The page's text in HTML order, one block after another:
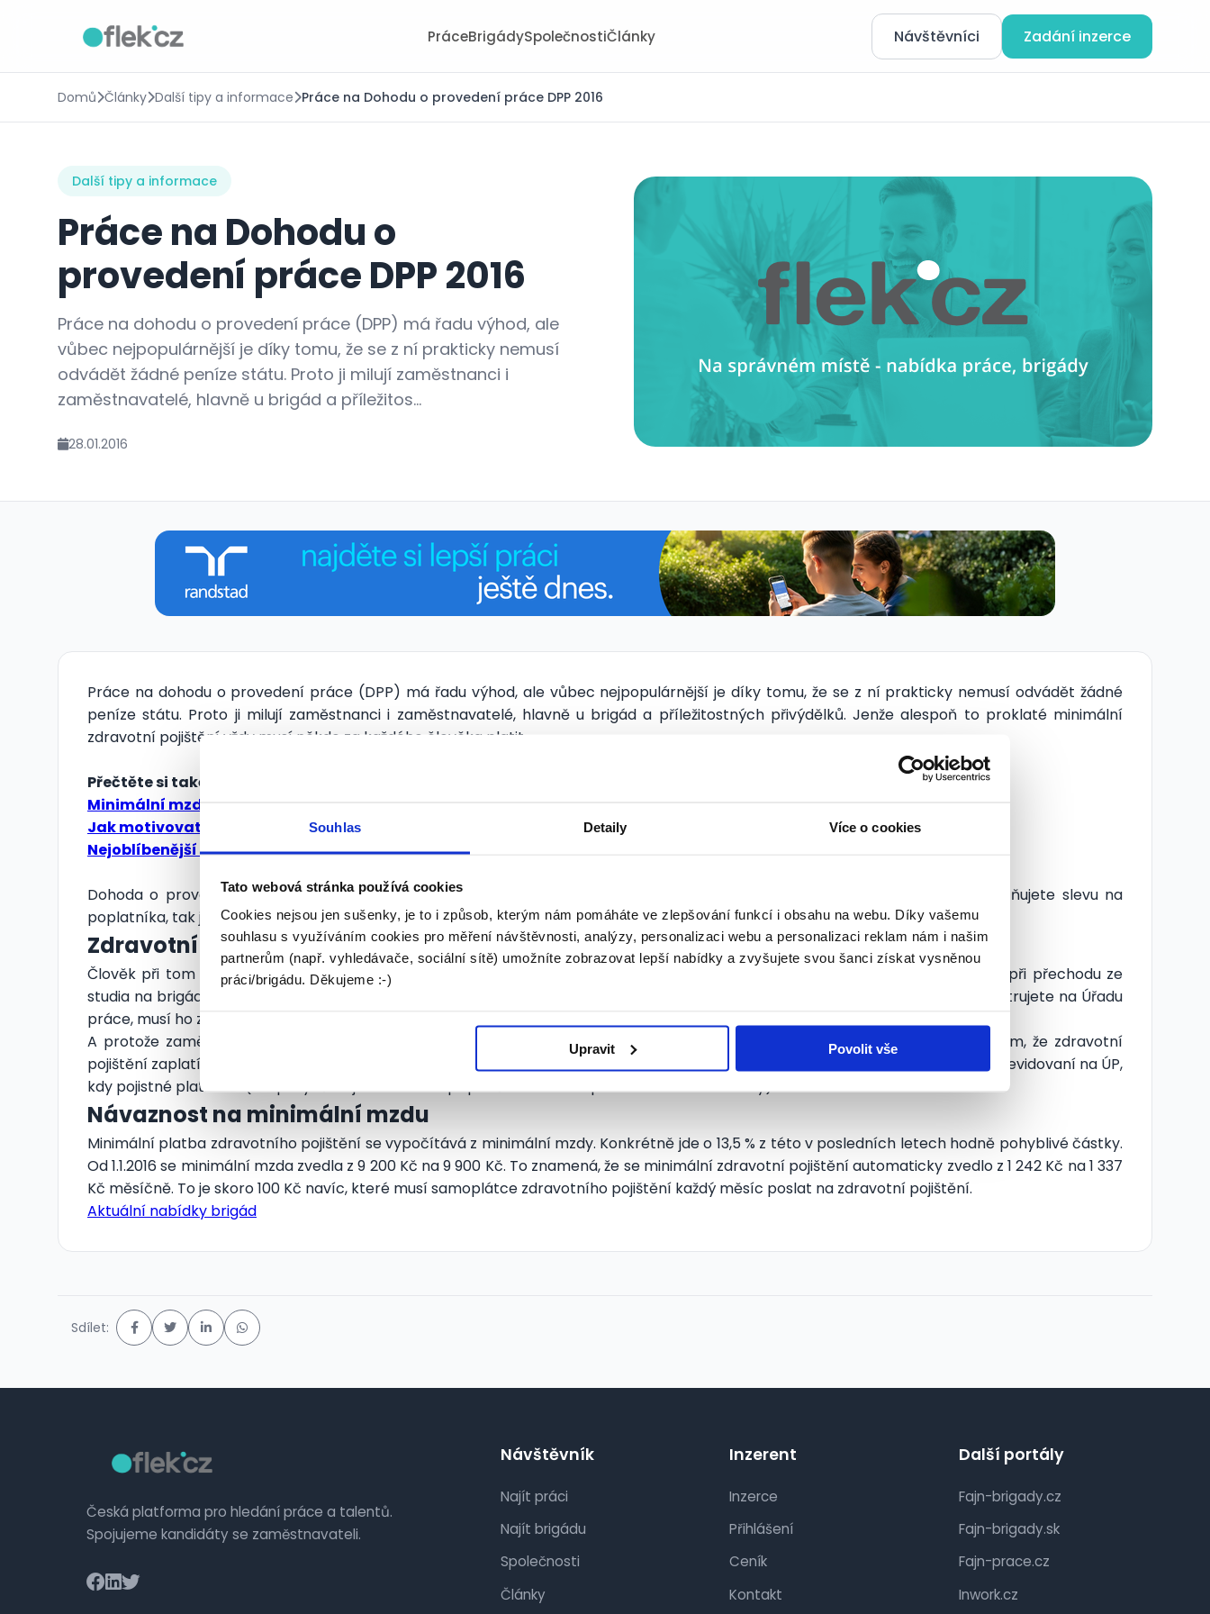
Souhlas Detaily Více o cookies
Tato webová stránka používá cookies
Cookies nejsou jen sušenky, je to i způsob, kterým nám pomáháte ve zlepšování funkcí i obsahu na webu. Díky vašemu
souhlasu s využíváním cookies pro měření návštěvnosti, analýzy, personalizaci webu a personalizaci reklam nám i našim
partnerům (např. vyhledávače, sociální sítě) umožníte zobrazovat lepší nabídky a zvyšujete svou šanci získat vysněnou
práci/brigádu. Děkujeme :-)
Upravit Povolit vše
PráceBrigádySpolečnostiČlánky Návštěvníci Zadání inzerce
Domů Články Další tipy a informace Práce na Dohodu o provedení práce DPP 2016
Další tipy a informace
Práce na Dohodu o
provedení práce DPP 2016
Práce na dohodu o provedení práce (DPP) má řadu výhod, ale
vůbec nejpopulárnější je díky tomu, že se z ní prakticky nemusí
odvádět žádné peníze státu. Proto ji milují zaměstnanci i
zaměstnavatelé, hlavně u brigád a příležitos...
28.01.2016
Práce na dohodu o provedení práce (DPP) má řadu výhod, ale vůbec nejpopulárnější je díky tomu, že se z ní prakticky nemusí odvádět žádné
peníze státu. Proto ji milují zaměstnanci i zaměstnavatelé, hlavně u brigád a příležitostných přivýdělků. Jenže alespoň to proklaté minimální
zdravotní pojištění vždy musí někdo za každého člověka platit…
Přečtěte si také:
Minimální mzda 2016
Jak motivovat zaměstnance
Nejoblíbenější zaměstnanecké benefity
Dohoda o provedení práce je velmi specifická. Až do 10 000 Kč měsíčně se z ní odvádí pouze 15% daň (pokud jinde neuplatňujete slevu na
poplatníka, tak ji můžete uplatnit a neodvádět nic) z příjmu, takže je výhodná pro zaměstnance i zaměstnavatele.
Zdravotní pojištění vždy
Člověk při tom ale nesmí zapomínat, že alespoň minimální zdravotní pojištění musí pojišťovna každý měsíc obdržet. Zejména při přechodu ze
studia na brigády, stáže a praxe může nastat problém. S koncem studia totiž přestává pojištění platit stát, a pokud se nezaregistrujete na Úřadu
práce, musí ho za vás uhradit zaměstnavatel, nebo si ho musíte platit sami.
A protože zaměstnavatel na DPP do 10 000 Kč za vás neodvede nic, nastává problém. Problém, který musíte vyřešit sami tím, že zdravotní
pojištění zaplatíte sami. Toto se ale týká pouze osob, které nemají jiný příjem, ze kterého by bylo ZP odváděno, nebo třeba nejsou evidovaní na ÚP,
kdy pojistné platí stát (ale přivýdělek je v takovém případě omezen na polovinu minimální mzdy).
Návaznost na minimální mzdu
Minimální platba zdravotního pojištění se vypočítává z minimální mzdy. Konkrétně jde o 13,5 % z této v posledních letech hodně pohyblivé částky.
Od 1.1.2016 se minimální mzda zvedla z 9 200 Kč na 9 900 Kč. To znamená, že se minimální zdravotní pojištění automaticky zvedlo z 1 242 Kč na 1 337
Kč měsíčně. To je skoro 100 Kč navíc, které musí samoplátce zdravotního pojištění každý měsíc poslat na zdravotní pojištění.
Aktuální nabídky brigád
Sdílet:
Česká platforma pro hledání práce a talentů.
Spojujeme kandidáty se zaměstnavateli.
Návštěvník
Najít práci
Najít brigádu
Společnosti
Články
Inzerent
Inzerce
Přihlášení
Ceník
Kontakt
Další portály
Fajn-brigady.cz
Fajn-brigady.sk
Fajn-prace.cz
Inwork.cz